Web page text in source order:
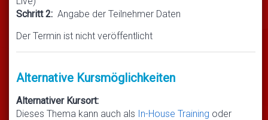
Schritt 2: Angabe der Teilnehmer Daten
Der Termin ist nicht veröffentlicht
Alternative Kursmöglichkeiten
Alternativer Kursort:
Dieses Thema kann auch als In-House Training oder